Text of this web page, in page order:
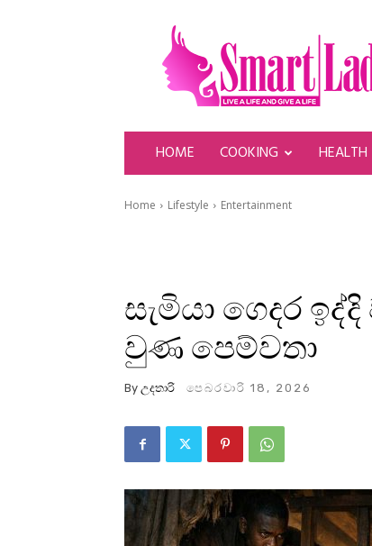
SmartLady
HOME COOKING HEALTH
Home Lifestyle Entertainment
සැමියා ගෙදර
වුණ පෙම්වතා
By උදතාරි පෙබරවාරි 18, 2026